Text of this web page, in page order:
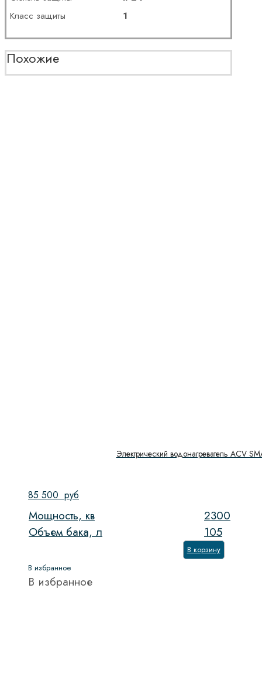
Класс защиты
1
Похожие
Электрический водонагреватель ACV
85 500 руб
Мощность, кв
2300
Объем бака, л
105
В корзину
В избранное
В избранное